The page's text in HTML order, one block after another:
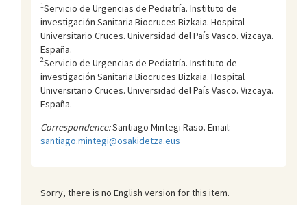
1Servicio de Urgencias de Pediatría. Instituto de
investigación Sanitaria Biocruces Bizkaia. Hospital
Universitario Cruces. Universidad del País Vasco. Vizcaya.
España.
2Servicio de Urgencias de Pediatría. Instituto de
investigación Sanitaria Biocruces Bizkaia. Hospital
Universitario Cruces. Universidad del País Vasco. Vizcaya.
España.
Correspondence:Santiago Mintegi Raso. Email:
santiago.mintegi@osakidetza.eus
Sorry, there is no English version for this item.